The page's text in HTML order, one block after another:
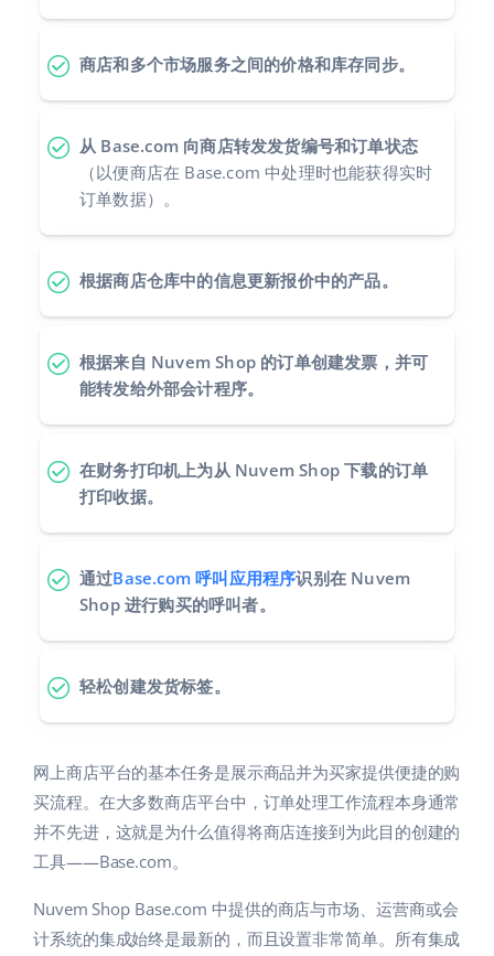
română
中文
商店和多个市场服务之间的价格和库存同步。
从 Base.com 向商店转发发货编号和订单状态
（以便商店在 Base.com 中处理时也能获得实时
订单数据）。
根据商店仓库中的信息更新报价中的产品。
根据来自 Nuvem Shop 的订单创建发票，并可
能转发给外部会计程序。
在财务打印机上为从 Nuvem Shop 下载的订单
打印收据。
通过Base.com 呼叫应用程序识别在 Nuvem
Shop 进行购买的呼叫者。
轻松创建发货标签。
网上商店平台的基本任务是展示商品并为买家提供便捷的购
买流程。在大多数商店平台中，订单处理工作流程本身通常
并不先进，这就是为什么值得将商店连接到为此目的创建的
工具——Base.com。
Nuvem Shop Base.com 中提供的商店与市场、运营商或会
计系统的集成始终是最新的，而且设置非常简单。所有集成